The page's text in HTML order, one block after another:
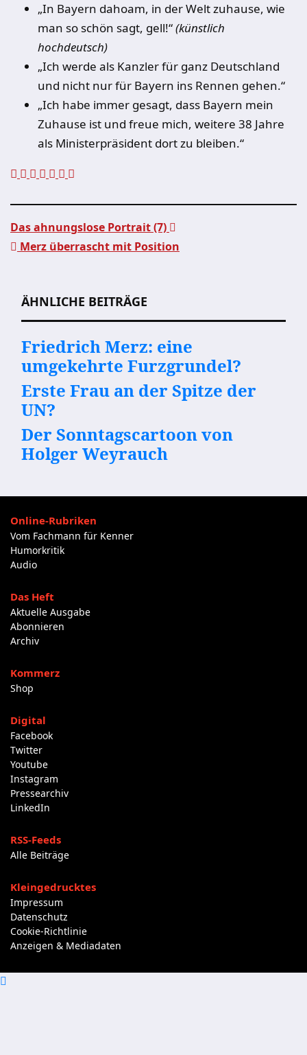
„In Bayern dahoam, in der Welt zuhause, wie
man so schön sagt, gell!“(künstlich
hochdeutsch)
„Ich werde als Kanzler für ganz Deutschland
und nicht nur für Bayern ins Rennen gehen.“
„Ich habe immer gesagt, dass Bayern mein
Zuhause ist und freue mich, weitere 38 Jahre
als Ministerpräsident dort zu bleiben.“
Das ahnungslose Portrait (7)
Merz überrascht mit Position
ÄHNLICHE BEITRÄGE
Friedrich Merz: eine
umgekehrte Furzgrundel?
Erste Frau an der Spitze der
UN?
Der Sonntagscartoon von
Holger Weyrauch
Online-Rubriken
Vom Fachmann für Kenner
Humorkritik
Audio
Das Heft
Aktuelle Ausgabe
Abonnieren
Archiv
Kommerz
Shop
Digital
Facebook
Twitter
Youtube
Instagram
Pressearchiv
LinkedIn
RSS-Feeds
Alle Beiträge
Kleingedrucktes
Impressum
Datenschutz
Cookie-Richtlinie
Anzeigen & Mediadaten